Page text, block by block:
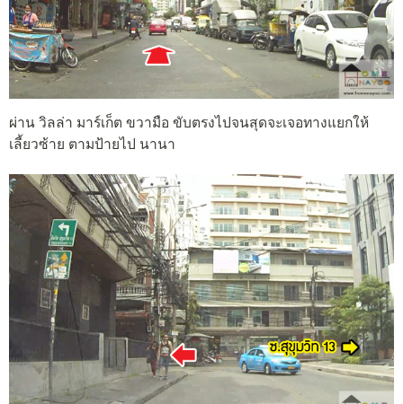
ผ่าน วิลล่า มาร์เก็ต ขวามือ ขับตรงไปจนสุดจะเจอทางแยกให้
เลี้ยวซ้าย ตามป้ายไป นานา